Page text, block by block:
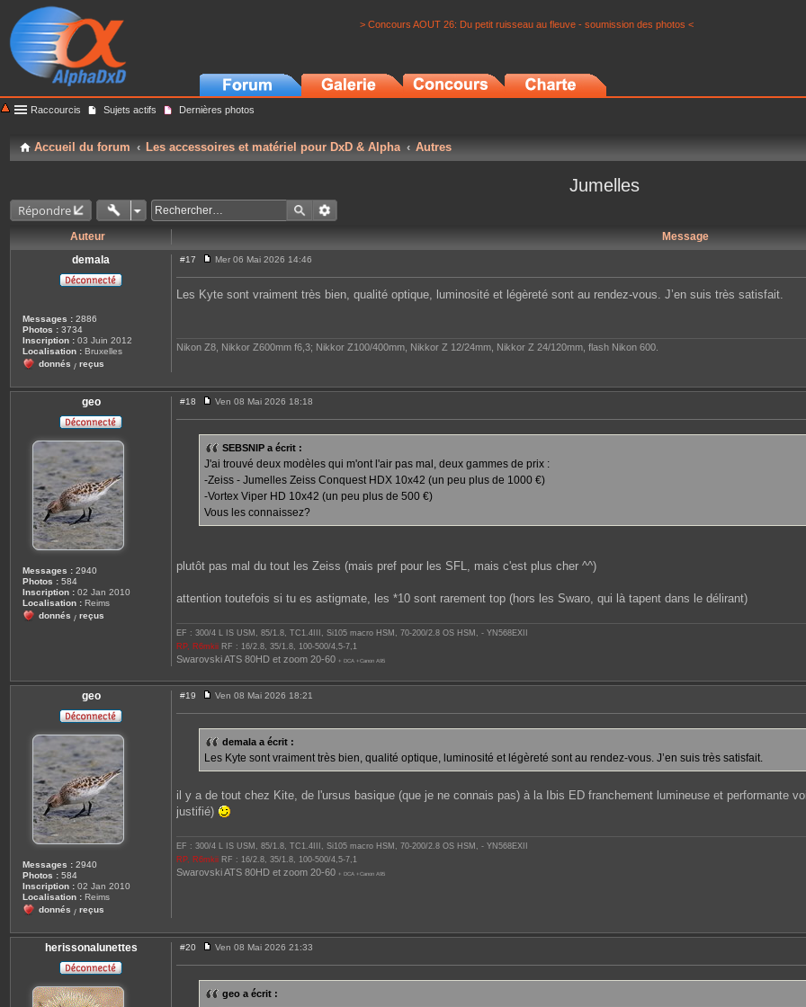
> Concours AOUT 26: Du petit ruisseau au fleuve - soumission des photos <
Raccourcis Sujets actifs Dernières photos
Accueil du forum Les accessoires et matériel pour DxD & Alpha Autres
Jumelles
Répondre
Auteur
Message
demala
Messages : 2886
Photos : 3734
Inscription : 03 Juin 2012
Localisation : Bruxelles
donnés / reçus
#17
e
s
s
Mer 06 Mai 2026 14:46
Les Kyte sont vraiment très bien, qualité optique, luminosité et légèreté sont au rendez-vous. J’en suis très satisfait.
Nikon Z8, Nikkor Z600mm f6,3; Nikkor Z100/400mm, Nikkor Z 12/24mm, Nikkor Z 24/120mm, flash Nikon 600.
geo
Messages : 2940
Photos : 584
Inscription : 02 Jan 2010
Localisation : Reims
donnés / reçus
#18
e
s
a
g
e
Ven 08 Mai 2026 18:18
SEBSNIP a écrit :
J'ai trouvé deux modèles qui m'ont l'air pas mal, deux gammes de prix :
-Zeiss - Jumelles Zeiss Conquest HDX 10x42 (un peu plus de 1000 €)
-Vortex Viper HD 10x42 (un peu plus de 500 €)
Vous les connaissez?
plutôt pas mal du tout les Zeiss (mais pref pour les SFL, mais c'est plus cher ^^)
attention toutefois si tu es astigmate, les *10 sont rarement top (hors les Swaro, qui là tapent dans le délirant)
EF : 300/4 L IS USM, 85/1.8, TC1.4III, Si105 macro HSM, 70-200/2.8 OS HSM, - YN568EXII
RP, R6mkii RF : 16/2.8, 35/1.8, 100-500/4,5-7,1
Swarovski ATS 80HD et zoom 20-60 + DCA +Canon A95
geo
Messages : 2940
Photos : 584
Inscription : 02 Jan 2010
Localisation : Reims
donnés / reçus
#19
e
s
a
g
Ven 08 Mai 2026 18:21
demala a écrit :
Les Kyte sont vraiment très bien, qualité optique, luminosité et légèreté sont au rendez-vous. J’en suis très satisfait.
il y a de tout chez Kite, de l'ursus basique (que je ne connais pas) à la Ibis ED franchement lumineuse et performante
justifié)
EF : 300/4 L IS USM, 85/1.8, TC1.4III, Si105 macro HSM, 70-200/2.8 OS HSM, - YN568EXII
RP, R6mkii RF : 16/2.8, 35/1.8, 100-500/4,5-7,1
Swarovski ATS 80HD et zoom 20-60 + DCA +Canon A95
herissonalunettes
#20
e
s
a
Ven 08 Mai 2026 21:33
geo a écrit :